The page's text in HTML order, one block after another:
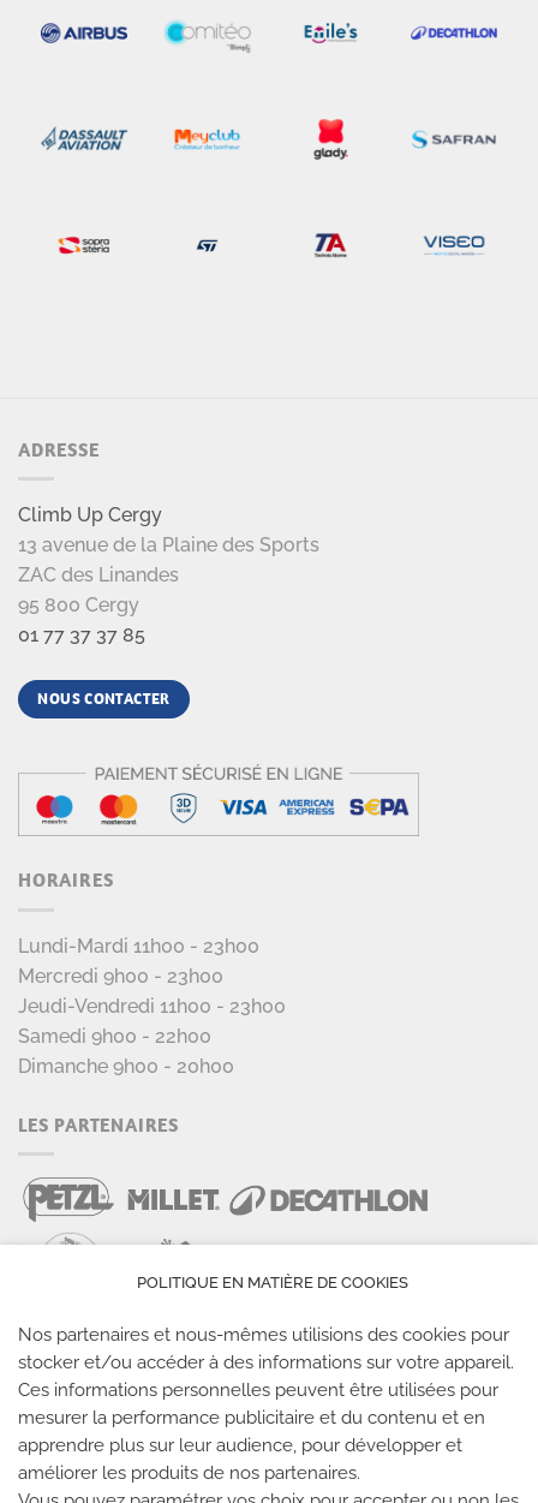
ADRESSE
Climb Up Cergy
13 avenue de la Plaine des Sports
ZAC des Linandes
95 800 Cergy
01 77 37 37 85
NOUS CONTACTER
HORAIRES
Lundi-Mardi 11h00 - 23h00
Mercredi 9h00 - 23h00
Jeudi-Vendredi 11h00 - 23h00
Samedi 9h00 - 22h00
Dimanche 9h00 - 20h00
LES PARTENAIRES
LES SALLES CLIMB UP
Climb Up vous accueille dans ses salles, partout en
France
POLITIQUE EN MATIÈRE DE COOKIES
Nos partenaires et nous-mêmes utilisions des cookies pour
stocker et/ou accéder à des informations sur votre appareil.
Ces informations personnelles peuvent être utilisées pour
mesurer la performance publicitaire et du contenu et en
apprendre plus sur leur audience, pour développer et
améliorer les produits de nos partenaires.